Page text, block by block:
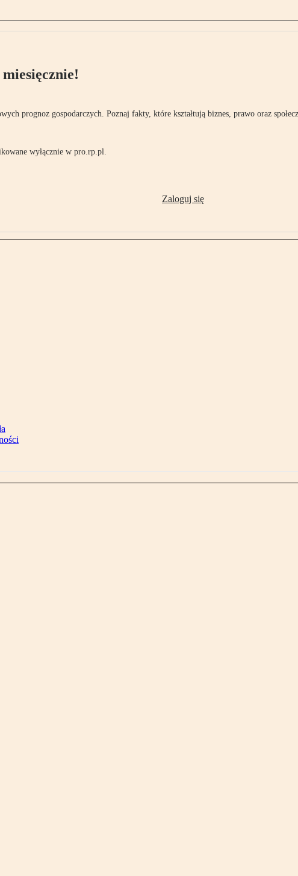
prognoz gospodarczych. Poznaj fakty, które kształtują biznes, prawo oraz
wyłącznie w pro.rp.pl.
Zaloguj się